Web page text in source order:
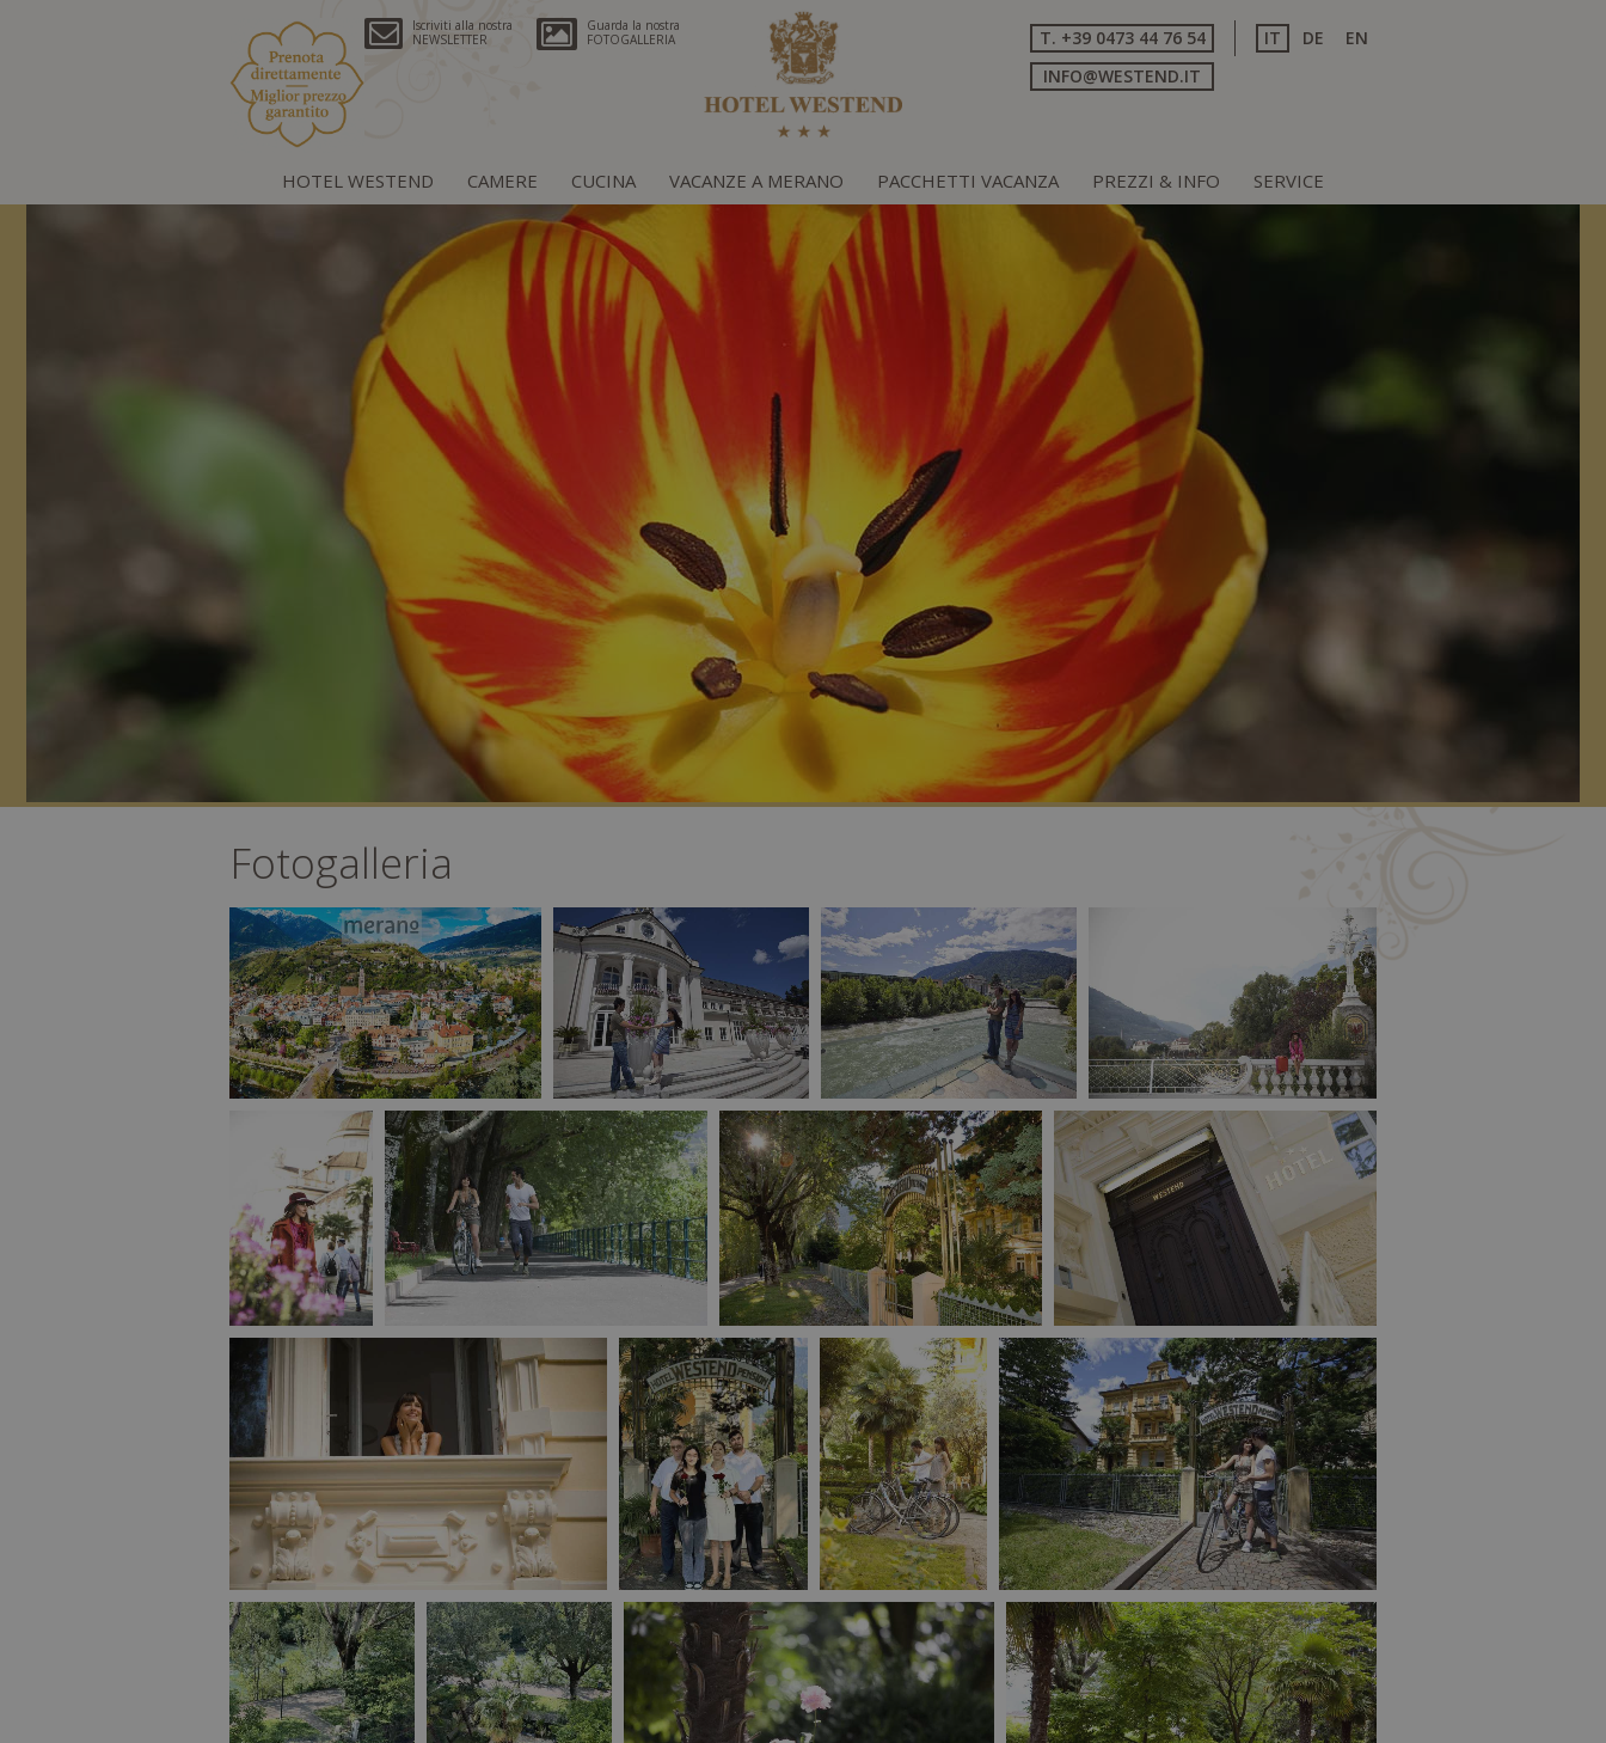
Iscriviti alla nostra
NEWSLETTER
Guarda la nostra
FOTOGALLERIA
IT DE EN
T. +39 0473 44 76 54
INFO@WESTEND.IT
HOTEL WESTEND CAMERE CUCINA VACANZE A MERANO PACCHETTI VACANZA PREZZI & INFO SERVICE
Fotogalleria